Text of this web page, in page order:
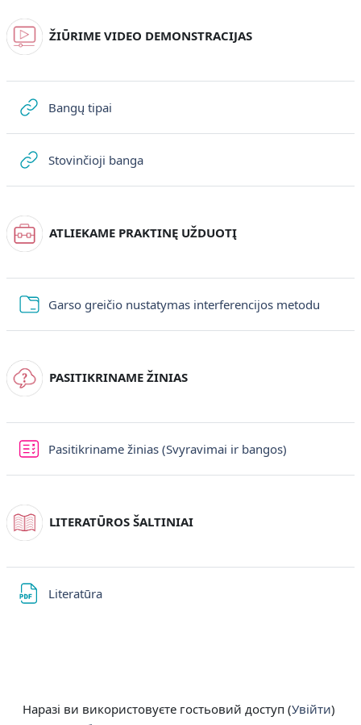
ŽIŪRIME VIDEO DEMONSTRACIJAS
Bangų tipai
Stovinčioji bangaURL (веб-посилання)
ATLIEKAME PRAKTINĘ UŽDUOTĮ
Garso greičio nustatymas interferencijos metodu
PASITIKRINAME ŽINIAS
Pasitikriname žinias (Svyravimai ir bangos)
LITERATŪROS ŠALTINIAI
Literatūra
Наразі ви використовуєте гостьовий доступ (Увійти)